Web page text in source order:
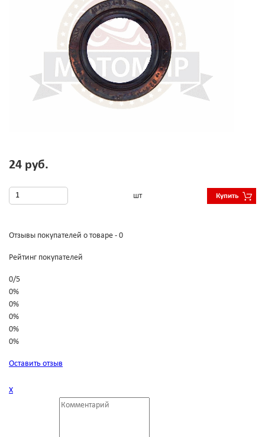
24 руб.
шт Купить
Отзывы покупателей о товаре - 0
Рейтинг покупателей
0/5
0%
0%
0%
0%
0%
Оставить отзыв
Х